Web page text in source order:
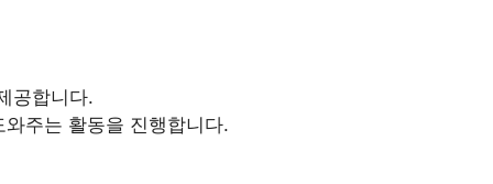
공합니다.
주는 활동을 진행합니다.